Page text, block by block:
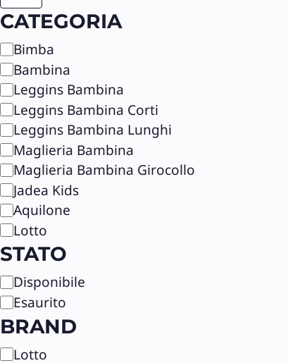
CATEGORIA
C
a
t
e
g
o
r
i
a
Bimba
Bambina
Leggins Bambina
Leggins Bambina Corti
Leggins Bambina Lunghi
Maglieria Bambina
Maglieria Bambina Girocollo
Jadea Kids
Aquilone
Lotto
STATO
S
t
a
t
o
Disponibile
Esaurito
BRAND
B Lotto